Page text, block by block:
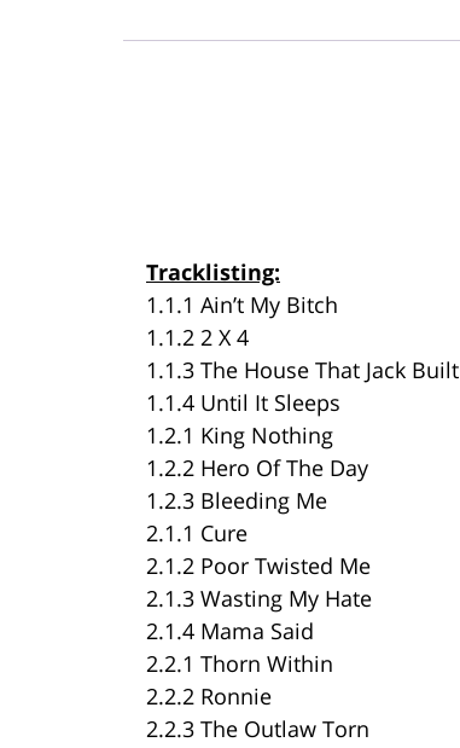
Tracklisting:
1.1.1 Ain’t My Bitch
1.1.2 2 X 4
1.1.3 The House That Jack Built
1.1.4 Until It Sleeps
1.2.1 King Nothing
1.2.2 Hero Of The Day
1.2.3 Bleeding Me
2.1.1 Cure
2.1.2 Poor Twisted Me
2.1.3 Wasting My Hate
2.1.4 Mama Said
2.2.1 Thorn Within
2.2.2 Ronnie
2.2.3 The Outlaw Torn